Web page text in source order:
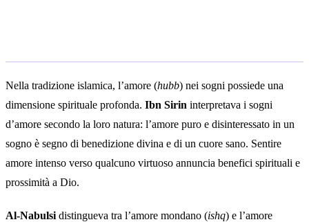
Nella tradizione islamica, l’amore (hubb) nei sogni possiede una
dimensione spirituale profonda. Ibn Sirin interpretava i sogni
d’amore secondo la loro natura: l’amore puro e disinteressato in un
sogno è segno di benedizione divina e di un cuore sano. Sentire
amore intenso verso qualcuno virtuoso annuncia benefici spirituali e
prossimità a Dio.
Al-Nabulsi distingueva tra l’amore mondano (ishq) e l’amore